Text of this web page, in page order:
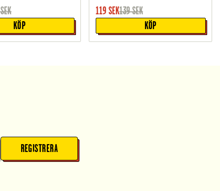
SEK
KÖP
119 SEK139SEK
KÖP
REGISTRERA